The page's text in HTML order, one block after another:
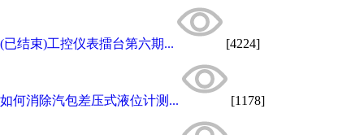
(已结束)工控仪表擂台第六期... [4224]
如何消除汽包差压式液位计测... [1178]